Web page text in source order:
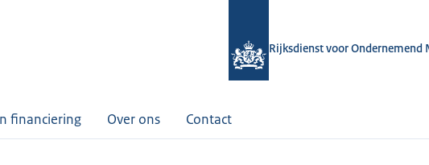
Rijksdienst voor Ondernemend
financiering Over ons Contact